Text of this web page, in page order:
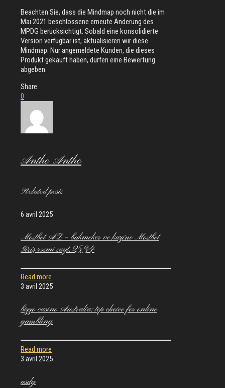
Beachten Sie, dass die Mindmap noch nicht die im
Mai 2021 beschlossene erneute Änderung des
MPDG berücksichtigt. Sobald eine konsolidierte
Version verfügbar ist, aktualisieren wir diese
Mindmap. Nur angemeldete Kunden, die dieses
Produkt gekauft haben, dürfen eine Bewertung
abgeben.
Share
0
Antho Antho
Related posts
6 avril 2025
Mostbet AZ – bukmeker ve kazino Mostbet
Giriş rəsmi sayt.2534
Read more
3 avril 2025
bizzo casino Australia: top choice for online
gambling
Read more
3 avril 2025
asdg